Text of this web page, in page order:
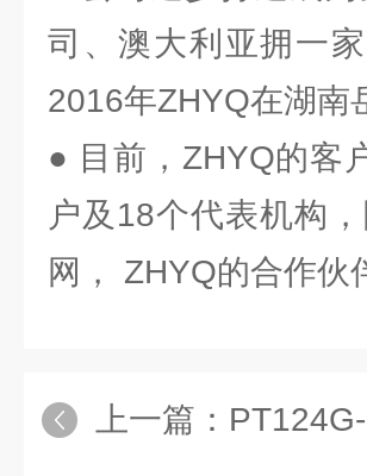
司、澳大利亚拥一
2016年ZHYQ在湖南
● 目前，ZHYQ的客
户及18个代表机构
网， ZHYQ的合作伙
上一篇：